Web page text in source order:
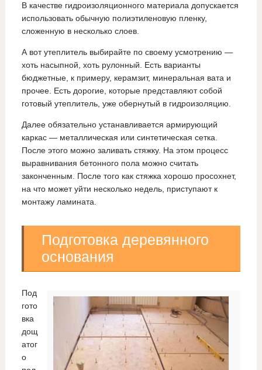
В качестве гидроизоляционного материала допускается
использовать обычную полиэтиленовую пленку,
сложенную в несколько слоев.
А вот утеплитель выбирайте по своему усмотрению —
хоть насыпной, хоть рулонный. Есть варианты
бюджетные, к примеру, керамзит, минеральная вата и
прочее. Есть дорогие, которые представляют собой
готовый утеплитель, уже обернутый в гидроизоляцию.
Далее обязательно устанавливается армирующий
каркас — металлическая или синтетическая сетка.
После этого можно заливать стяжку. На этом процесс
выравнивания бетонного пола можно считать
законченным. После того как стяжка хорошо просохнет,
на что может уйти несколько недель, приступают к
монтажу ламината.
Подготовка деревянного
основания
Под
гото
вка
дощ
атог
о